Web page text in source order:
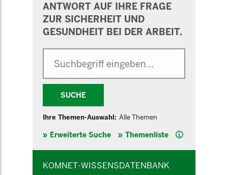
ANTWORT AUF IHRE FRAGE
ZUR SICHERHEIT UND
GESUNDHEIT BEI DER ARBEIT.
SUCHE
Ihre Themen-Auswahl: Alle Themen
Erweiterte Suche Themenliste Hilfe
KOMNET-WISSENSDATENBANK